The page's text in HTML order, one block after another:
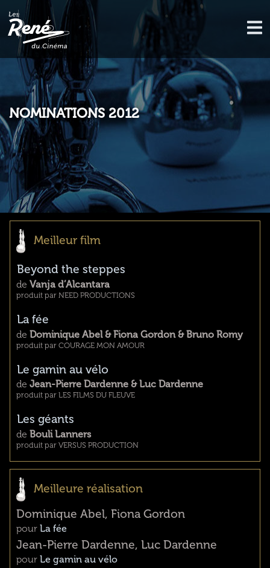
NOMINATIONS 2012
Meilleur film
Beyond the steppes
de Vanja d’Alcantara
produit par NEED PRODUCTIONS
La fée
de Dominique Abel & Fiona Gordon & Bruno Romy
produit par COURAGE MON AMOUR
Le gamin au vélo
de Jean-Pierre Dardenne & Luc Dardenne
produit par LES FILMS DU FLEUVE
Les géants
de Bouli Lanners
produit par VERSUS PRODUCTION
Meilleure réalisation
Dominique Abel, Fiona Gordon
pour La fée
Jean-Pierre Dardenne, Luc Dardenne
pour Le gamin au vélo